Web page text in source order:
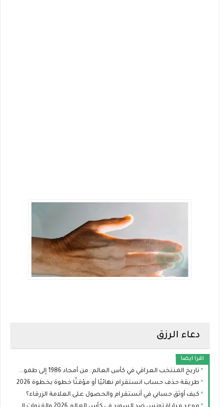
دعاء الرزق
اقرا ايضا
تاريخ المنتخب العراقي في كأس العالم: من أمجاد 1986 إلى طموح مونديال 2026
طريقة حذف حساب انستقرام نهائيًا أو مؤقتًا خطوة بخطوة 2026
كيف أوثق حسابي في أنستقرام والحصول على العلامة الزرقاء؟